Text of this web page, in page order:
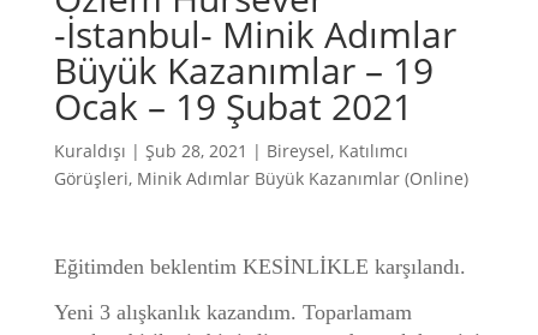
-İstanbul- Minik Adımlar
Büyük Kazanımlar – 19
Ocak – 19 Şubat 2021
Kuraldışı | Şub 28, 2021 | Bireysel, Katılımcı
Görüşleri, Minik Adımlar Büyük Kazanımlar (Online)
Eğitimden beklentim KESİNLİKLE karşılandı.
Yeni 3 alışkanlık kazandım. Toparlamam